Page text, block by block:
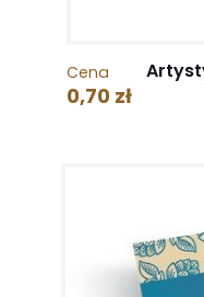
Cena
0,70 zł